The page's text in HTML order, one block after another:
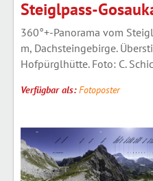
Steiglpass-
360°+-Panorama vom
m, Dachsteingebirge.
Hofpürglhütte. Foto: C.
Verfügbar als:Fotoposter